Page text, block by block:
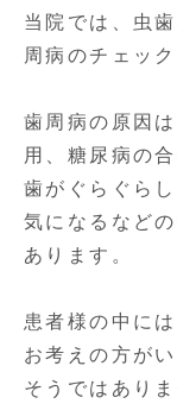
当院では、虫
周病のチェッ
歯周病の原因
用、糖尿病の
歯がぐらぐら
気になるなど
あります。
患者様の中に
お考えの方が
そうではありま